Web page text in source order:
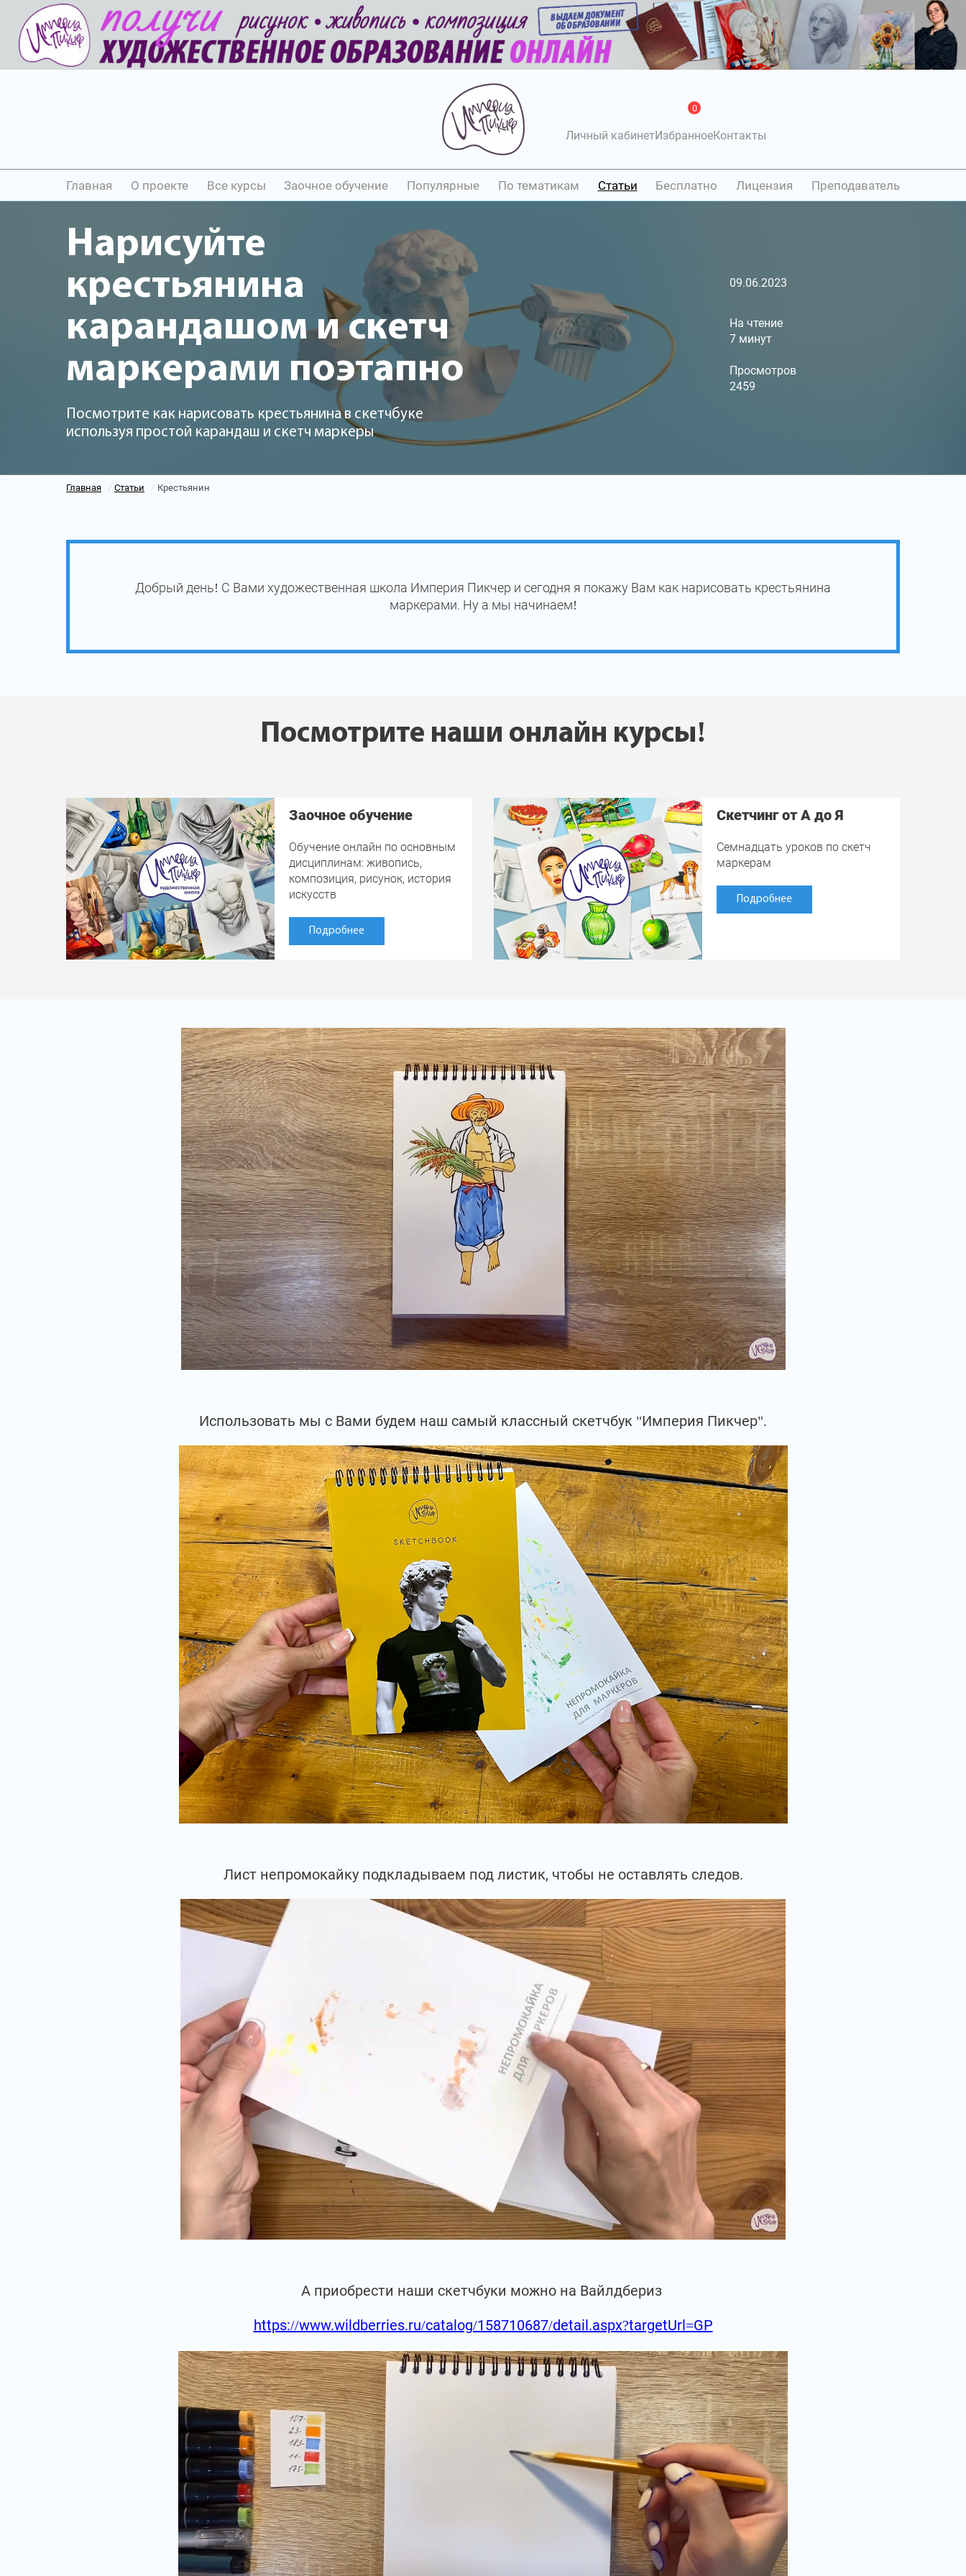
Личный кабинетИзбранное
0
Контакты
Главная О проекте Все курсы Заочное обучение Популярные По тематикам Статьи Бесплатно Лицензия Преподаватель
Нарисуйте
крестьянина
карандашом и скетч
маркерами поэтапно
Посмотрите как нарисовать крестьянина в скетчбуке
используя простой карандаш и скетч маркеры
09.06.2023
На чтение
7 минут
Просмотров
2459
Главная / Статьи / Крестьянин
Добрый день! С Вами художественная школа Империя Пикчер и сегодня я покажу Вам как нарисовать крестьянина
маркерами. Ну а мы начинаем!
Посмотрите наши онлайн курсы!
Заочное обучение
Обучение онлайн по основным
дисциплинам: живопись,
композиция, рисунок, история
искусств
Подробнее
Скетчинг от А до Я
Семнадцать уроков по скетч
маркерам
Подробнее
Использовать мы с Вами будем наш самый классный скетчбук "Империя Пикчер".
Лист непромокайку подкладываем под листик, чтобы не оставлять следов.
А приобрести наши скетчбуки можно на Вайлдбериз
https://www.wildberries.ru/catalog/158710687/detail.aspx?targetUrl=GP